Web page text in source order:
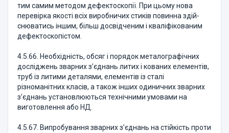
тим самим методом дефектоскопії. При цьому нова
перевірка якості всіх виробничих стиків повинна здій­
сню­ватись іншим, більш досвідченим і кваліфікованим
дефекто­скопістом.
4.5.66. Необхідність, обсяг і порядок металографічних
досліджень зварних з’єднань литих і кованих елементів,
труб із литими деталями, елементів із сталі
різноманітних класів, а також інших одиничних зварних
з’єднань установлюються технічними умовами на
виготовлення або НД.
4.5.67. Випробування зварних з’єднань на стійкість проти